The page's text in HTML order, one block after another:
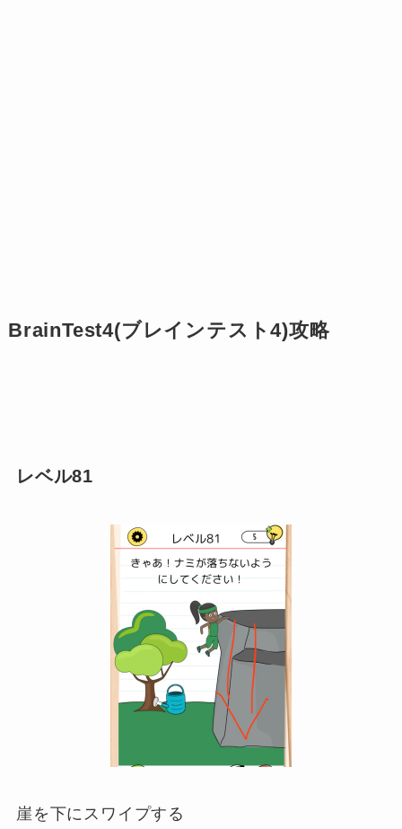
BrainTest4(ブレインテスト4)攻略
レベル81
崖を下にスワイプする